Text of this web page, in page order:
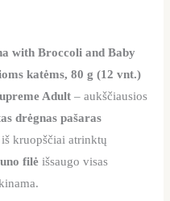
with Broccoli and Baby
katėms, 80 g (12 vnt.)
Adult – aukščiausios
drėgnas pašaras
iš kruopščiai atrinktų
filė išsaugo visas